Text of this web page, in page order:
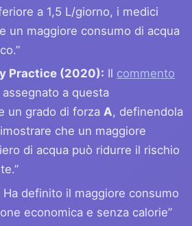
a 1,5 L/giorno, i medici
un maggiore consumo di acqua
Practice (2020): Il commento
assegnato a questa
un grado di forza A, definendola
che un maggiore
di acqua può ridurre il rischio
Ha definito il maggiore consumo
economica e senza calorie”